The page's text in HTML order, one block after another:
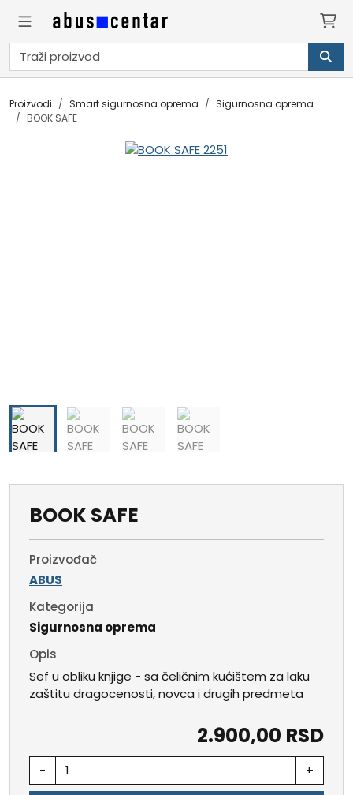
Proizvodi Smart sigurnosna oprema
Sigurnosna oprema
BOOK SAFE
BOOK SAFE
Proizvođač
ABUS
Kategorija
Sigurnosna oprema
Opis
Sef u obliku knjige - sa čeličnim kućištem za laku
zaštitu dragocenosti, novca i drugih predmeta
2.900,00 RSD
- +